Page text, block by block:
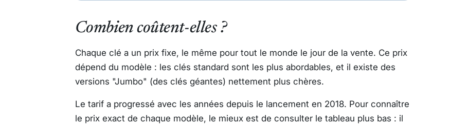
Combien coûtent-elles ?
Chaque clé a un prix fixe, le même pour tout le monde le jour de la vente. Ce prix
dépend du modèle : les clés standard sont les plus abordables, et il existe des
versions "Jumbo" (des clés géantes) nettement plus chères.
Le tarif a progressé avec les années depuis le lancement en 2018. Pour connaître
le prix exact de chaque modèle, le mieux est de consulter le tableau plus bas : il